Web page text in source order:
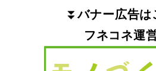
⏬バナー広告は
フネコネ運